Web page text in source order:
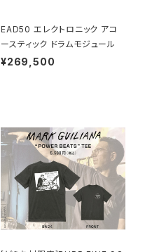
EAD50 エレクトロニック アコ
ースティック ドラムモジュール
¥269,500